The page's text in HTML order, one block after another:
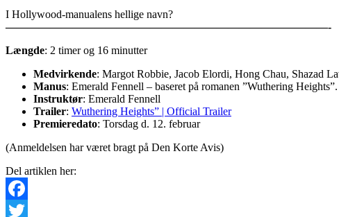
I Hollywood-manualens hellige navn?
—————————————————————————————-
Længde: 2 timer og 16 minutter
Medvirkende: Margot Robbie, Jacob Elordi, Hong Chau, Shazad
Manus: Emerald Fennell – baseret på romanen ”Wuthering Heights”.
Instruktør: Emerald Fennell
Trailer: Wuthering Heights” | Official Trailer
Premieredato: Torsdag d. 12. februar
(Anmeldelsen har været bragt på Den Korte Avis)
Del artiklen her:
Facebook